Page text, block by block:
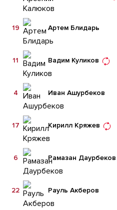
Артем Блидарь
19
Вадим Куликов
11
Иван Ашурбеков
4
Кирилл Кряжев
17
Рамазан Даурбеков
6
Рауль Акберов
22